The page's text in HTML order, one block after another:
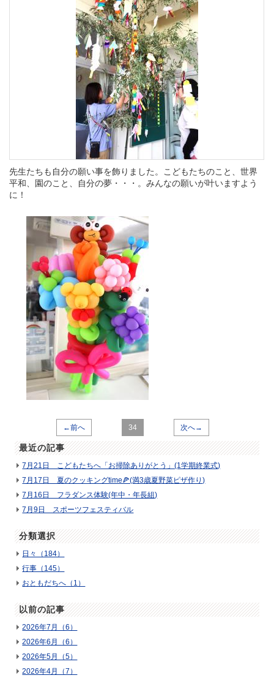
先生たちも自分の願い事を飾りました。こどもたちのこと、世界
平和、園のこと、自分の夢・・・。みんなの願いが叶いますよう
に！
←前へ 34 次へ→
最近の記事
7月21日 こどもたちへ「お掃除ありがとう」(1学期終業式)
7月17日 夏のクッキングtime🍕(満3歳夏野菜ピザ作り)
7月16日 フラダンス体験(年中・年長組)
7月9日 スポーツフェスティバル
分類選択
日々（184）
行事（145）
おともだちへ（1）
以前の記事
2026年7月（6）
2026年6月（6）
2026年5月（5）
2026年4月（7）